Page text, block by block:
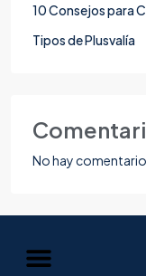
10 Consejos para
Tipos de Plusvalía
No hay